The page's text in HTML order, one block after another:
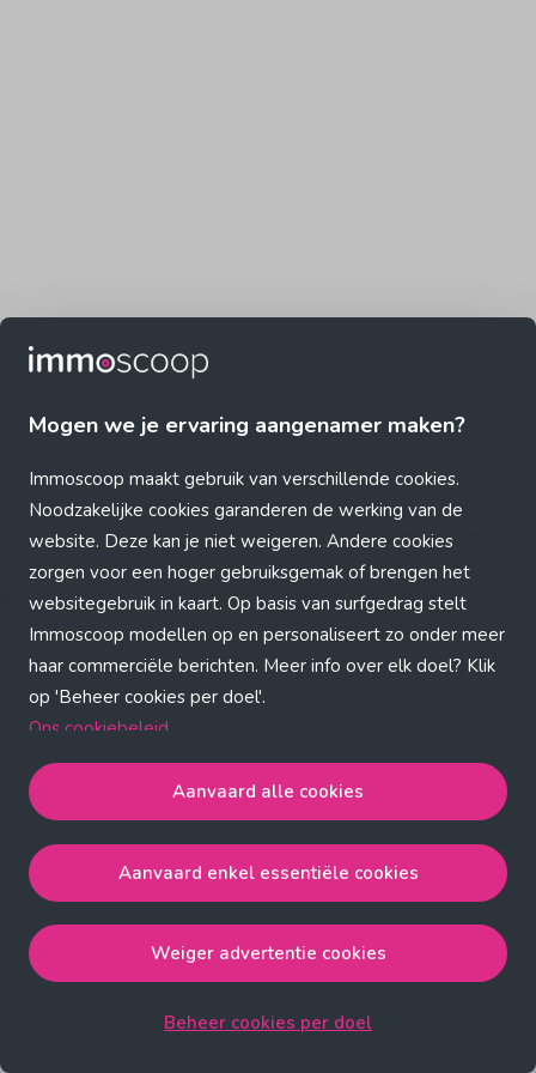
Mogen we je ervaring aangenamer maken?
Immoscoop maakt gebruik van verschillende cookies.
Noodzakelijke cookies garanderen de werking van de
website. Deze kan je niet weigeren. Andere cookies
zorgen voor een hoger gebruiksgemak of brengen het
websitegebruik in kaart. Op basis van surfgedrag stelt
Immoscoop modellen op en personaliseert zo onder meer
haar commerciële berichten. Meer info over elk doel? Klik
op 'Beheer cookies per doel'.
Ons cookiebeleid
Aanvaard alle cookiesgaat akkoord met de strict
noodzakelijke, analytische, functionele en advertentie
cookies.
de strict noodzakelijke cookies.
Weiger advertentie cookiesgaat akkoord met de strict
Aanvaard alle cookies
Aanvaard enkel essentiële cookies
Weiger advertentie cookies
Beheer cookies per doel
Application error: a client-side exception has occurred (see the
browser console for more information)